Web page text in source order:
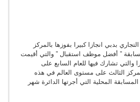
بدبي انجازا كبيرا بفوزها بالمركز
” أفضل موظف استقبال ” والتي أقيمت
والتي تشارك فيها للعام السابع على
الثالث على مستوى العالم في هذه
المحلية التي أجرتها الدائرة شهر